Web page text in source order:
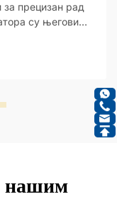
за прецизан рад
су његови
и да праве
нашим